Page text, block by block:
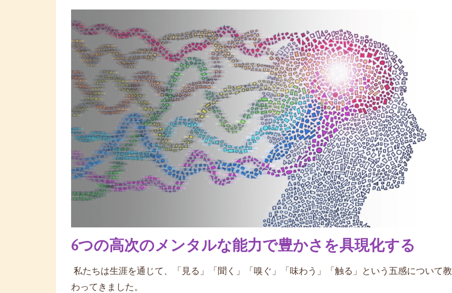
6つの高次のメンタルな能力で豊かさを具現化する
私たちは生涯を通じて、「見る」「聞く」「嗅ぐ」「味わう」「触る」という五感について教
わってきました。